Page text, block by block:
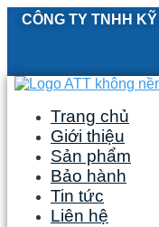
Skip
CÔNG TY TNHH
Trang chủ
Giới thiệu
Sản phẩm
Bảo hành
Tin tức
Liên hệ